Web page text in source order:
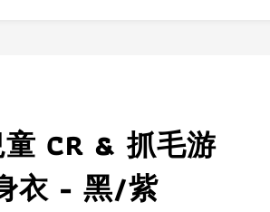
CR & 抓毛游
衣 - 黑/紫